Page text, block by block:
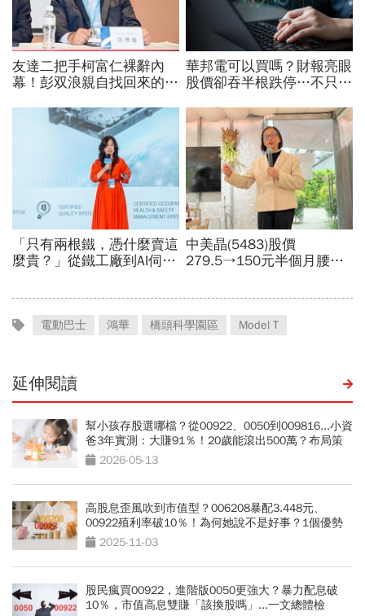
電動巴士 鴻華 橋頭科學園區 Model T
延伸閱讀
幫小孩存股選哪檔？從00922、0050到009816...小資
爸3年實測：大賺91％！20歲能滾出500萬？布局策
略快看
2026-05-13
高股息歪風吹到市值型？006208暴配3.448元、
00922殖利率破10％！為何她說不是好事？1個優勢
沒了2025-11-03
股民瘋買00922，進階版0050更強大？暴力配息破
10％，市值高息雙賺「該換股嗎」...一文總體檢